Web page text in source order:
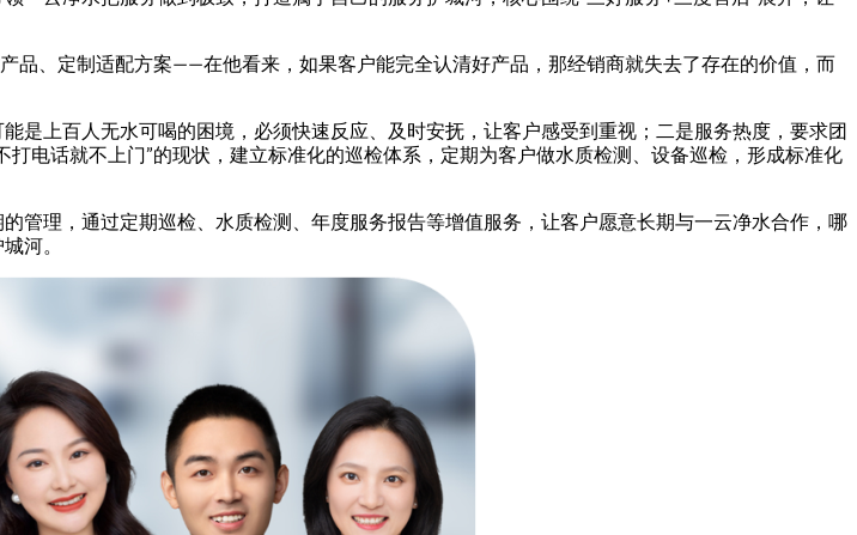
品、定制适配方案——在他看来，如果客户能完全认清好产品，那经销商就失去了存在的价值，而
是上百人无水可喝的困境，必须快速反应、及时安抚，让客户感受到重视；二是服务热度，要求团
电话就不上门”的现状，建立标准化的巡检体系，定期为客户做水质检测、设备巡检，形成标准化
管理，通过定期巡检、水质检测、年度服务报告等增值服务，让客户愿意长期与一云净水合作，哪
河。